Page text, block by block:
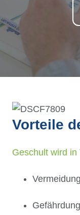
Vorteile
Geschult wird